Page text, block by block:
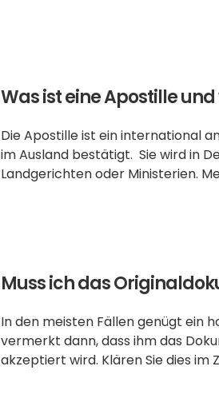
Was ist eine Apostille
Die Apostille ist ein international
im Ausland bestätigt.  Sie wird in
Landgerichten oder Ministerien.
Muss ich das
In den meisten Fällen genügt ein
vermerkt dann, dass ihm das
akzeptiert wird. Klären Sie dies